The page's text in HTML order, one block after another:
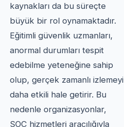
kaynakları da bu süreçte
büyük bir rol oynamaktadır.
Eğitimli güvenlik uzmanları,
anormal durumları tespit
edebilme yeteneğine sahip
olup, gerçek zamanlı izlemeyi
daha etkili hale getirir. Bu
nedenle organizasyonlar,
SOC hizmetleri aracılığıyla